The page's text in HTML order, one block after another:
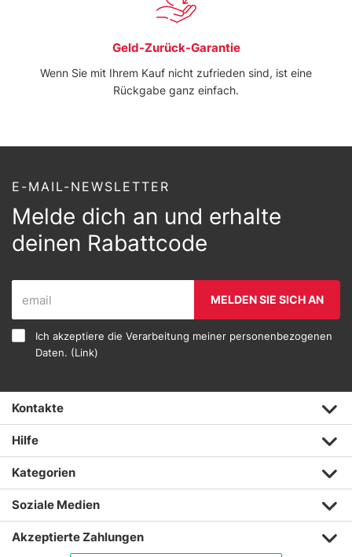
Geld-Zurück-Garantie
Wenn Sie mit Ihrem Kauf nicht zufrieden sind, ist eine
Rückgabe ganz einfach.
E-MAIL-NEWSLETTER
Melde dich an und erhalte
deinen Rabattcode
MELDEN SIE SICH AN
Ich akzeptiere die Verarbeitung meiner personenbezogenen
Daten. (Link)
Kontakte
Hilfe
Kategorien
Soziale Medien
Akzeptierte Zahlungen